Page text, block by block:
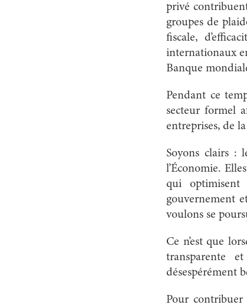
privé
groupes de
fiscale,
internationaux
Banque
Pendant ce
secteur formel
entreprises, de
Soyons clairs :
l’Économie.
qui optimisent
gouvernement
voulons se
Ce n’est que
transparente
désespérément
Pour contribuer